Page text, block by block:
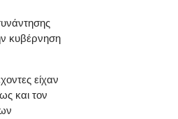
κυβέρνηση
είχαν
και τον